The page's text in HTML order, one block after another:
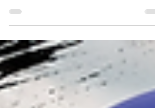
Plätzen in der Mannschaftswertung übernehmen Wheel
Divas die Bundesliga-Führung – und besetzen mit Paula
Plätze der U23-Nachwuchswertung. Nur eine Woche
der Tour de Pologne Women stehen wir wieder an der
Startlinie – diesmal bei den beiden Kriterien der Frauen-
Rad-Bundesliga in Offenbach und Gießen. Der Wechsel
kön